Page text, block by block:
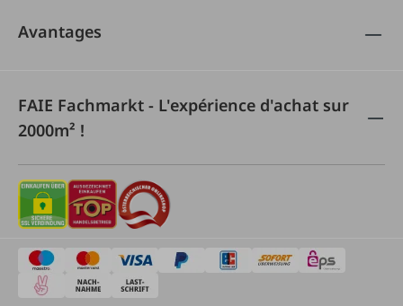
Avantages
FAIE Fachmarkt - L'expérience d'achat sur
2000m² !